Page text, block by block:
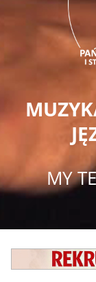
MY
CSS
rekrutacja